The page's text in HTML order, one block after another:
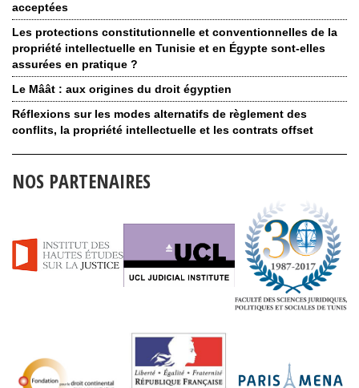
acceptées
Les protections constitutionnelle et conventionnelles de la
propriété intellectuelle en Tunisie et en Égypte sont-elles
assurées en pratique ?
Le Mâât : aux origines du droit égyptien
Réflexions sur les modes alternatifs de règlement des
conflits, la propriété intellectuelle et les contrats offset
NOS PARTENAIRES